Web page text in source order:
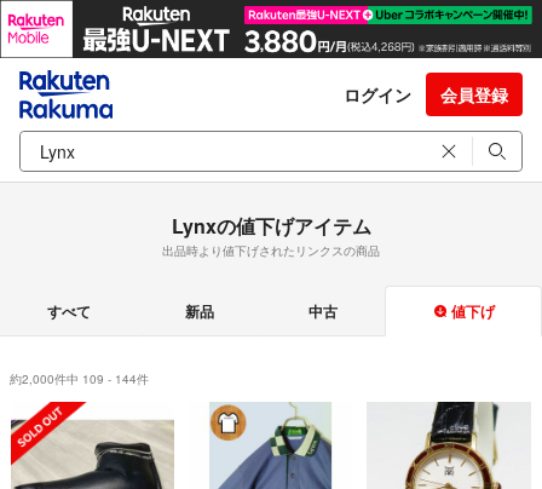
ログイン 会員登録
Lynxの値下げアイテム
出品時より値下げされたリンクスの商品
すべて 新品 中古 値下げ
約2,000件中 109 - 144件